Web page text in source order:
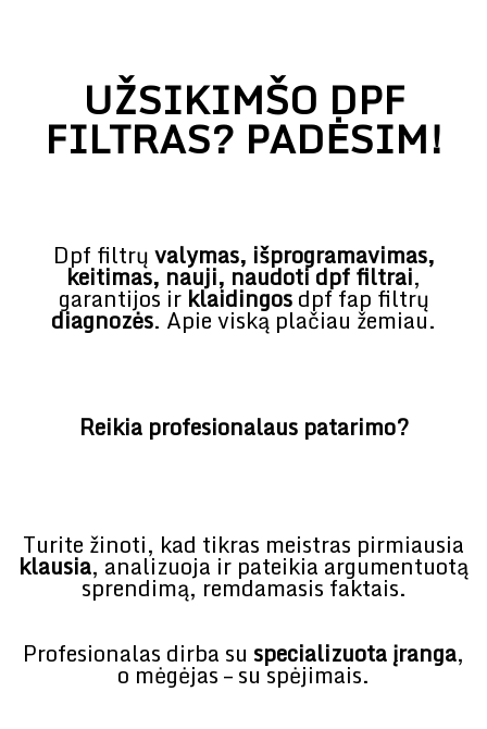
UŽSIKIMŠO DPF
FILTRAS? PADĖSIM!
Dpf filtrųvalymas, išprogramavimas,
keitimas, nauji, naudoti dpf filtrai,
garantijos ir klaidingosdpf fap filtrų
diagnozės. Apie viską plačiau žemiau.
Reikia profesionalaus patarimo?
Turite žinoti, kad tikras meistras pirmiausia
klausia, analizuoja ir pateikia argumentuotą
sprendimą, remdamasis faktais.
Profesionalas dirba su specializuota įranga,
o mėgėjas – su spėjimais.